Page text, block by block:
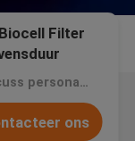
Filter
Prijs：discuss personally
ons